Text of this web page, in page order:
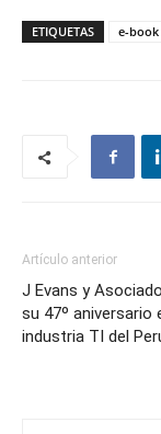
ETIQUETAS e-book
Artículo anterior
J Evans y
su 47º aniversario
industria TI del